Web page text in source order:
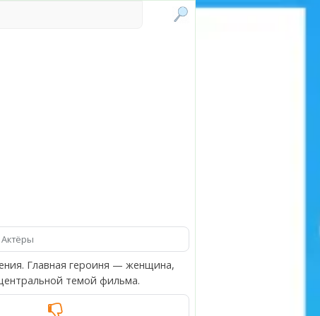
Актёры
Главная героиня — женщина,
темой фильма.